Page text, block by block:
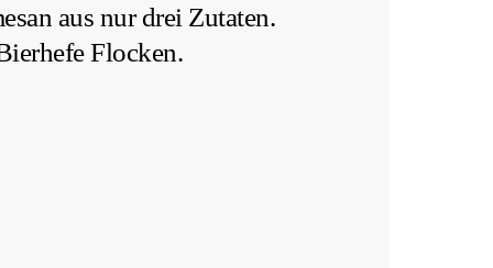
aus nur drei Zutaten.
Flocken.